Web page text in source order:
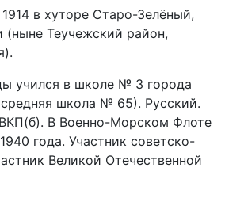
в хуторе Старо-Зелёный,
(ныне Теучежский район,
учился в школе № 3 города
школа № 65). Русский.
В Военно-Морском Флоте
года. Участник советско-
Великой Отечественной